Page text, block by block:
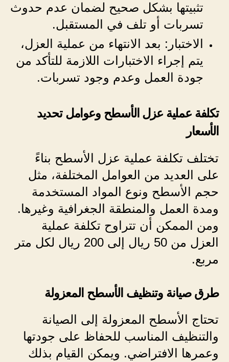
تثبيتها بشكل صحيح لضمان عدم حدوث
تسربات أو تلف في المستقبل.
الاختبار: بعد الانتهاء من عملية العزل،
يتم إجراء الاختبارات اللازمة للتأكد من
جودة العمل وعدم وجود تسربات.
تكلفة عملية عزل الأسطح وعوامل تحديد
الأسعار
تختلف تكلفة عملية عزل الأسطح بناءً
على العديد من العوامل المختلفة، مثل
حجم الأسطح ونوع المواد المستخدمة
ومدة العمل والمنطقة الجغرافية وغيرها.
ومن الممكن أن تتراوح تكلفة عملية
العزل من 50 ريال إلى 200 ريال لكل متر
مربع.
طرق صيانة وتنظيف الأسطح المعزولة
تحتاج الأسطح المعزولة إلى الصيانة
والتنظيف المناسب للحفاظ على جودتها
وعمرها الافتراضي. ويمكن القيام بذلك